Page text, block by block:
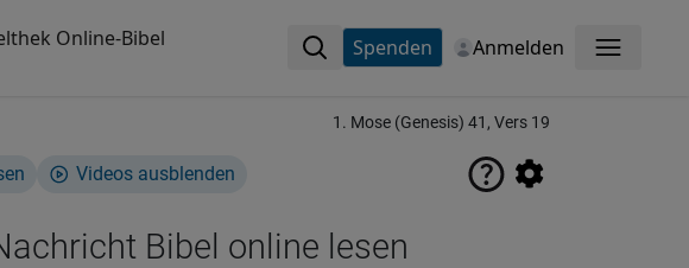
Online-Bibel Spenden Anmelden Menü
1. Mose (Genesis) 41, Vers 19
Videos ausblenden
Bibel online lesen